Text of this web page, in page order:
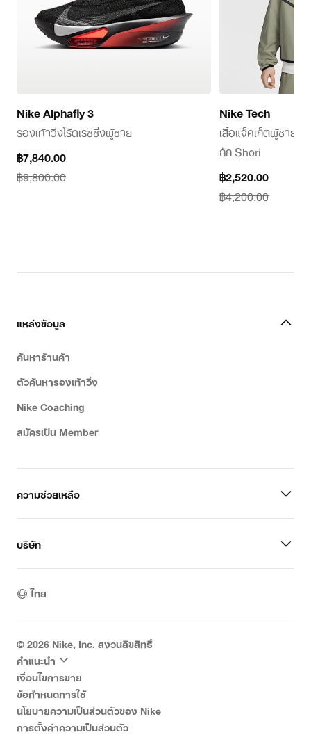
Nike Alphafly 3
รองเท้าวิ่งโร้ดเรซซิ่งผู้ชาย
current
price
฿7,840.00
฿9,800.00
Nike Tech
เสื้อแจ็คเก็ตผู้ชายซิ
ถัก Shori
current
price
฿4,200.00
฿2,520.00
฿4,200.00
แหล่งข้อมูล
ค้นหาร้านค้า
ตัวค้นหารองเท้าวิ่ง
Nike Coaching
สมัครเป็น Member
ความช่วยเหลือ
บริษัท
ไทย
©2026Nike, Inc. สงวนลิขสิทธิ์
คำแนะนำ
เงื่อนไขการขาย
ข้อกำหนดการใช้
นโยบายความเป็นส่วนตัวของ Nike
การตั้งค่าความเป็นส่วนตัว